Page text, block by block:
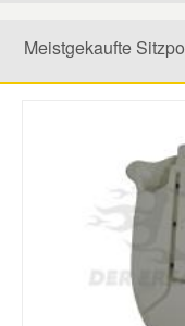
Meistgekaufte
Kia Ersatzteile
Mazda Ersatzteile
Mercedes
Mini Ersatzteile